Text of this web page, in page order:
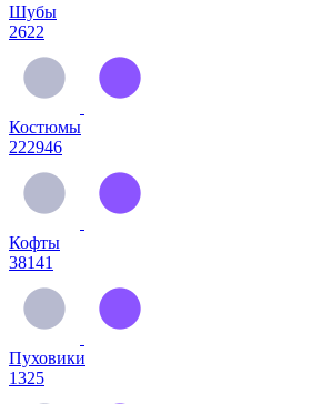
Шубы
2622
Костюмы
222946
Кофты
38141
Пуховики
1325